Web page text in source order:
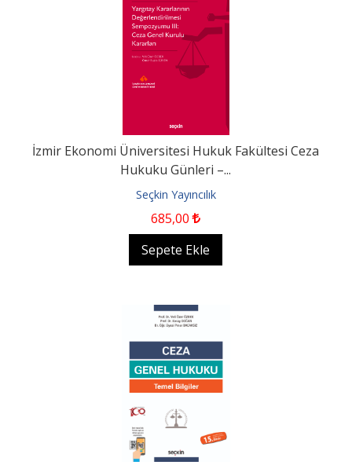
İzmir Ekonomi Üniversitesi Hukuk Fakültesi Ceza
Hukuku Günleri –...
Seçkin Yayıncılık
685,00
Sepete Ekle